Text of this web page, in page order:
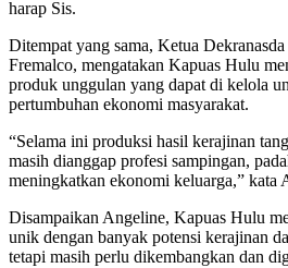
harap Sis.
Ditempat yang sama, Ketua
Fremalco, mengatakan Kapuas Hulu
produk unggulan yang dapat di kelola
pertumbuhan ekonomi masyarakat.
“Selama ini produksi hasil kerajinan
masih dianggap profesi sampingan,
meningkatkan ekonomi keluarga,” kata
Disampaikan Angeline, Kapuas Hulu
unik dengan banyak potensi kerajinan
tetapi masih perlu dikembangkan dan